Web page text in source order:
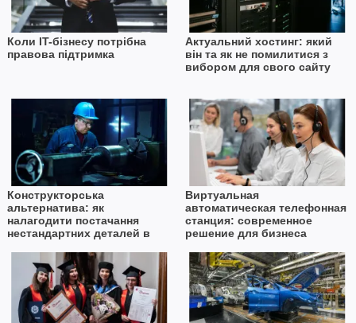
Коли IT-бізнесу потрібна
правова підтримка
Актуальний хостинг: який
він та як не помилитися з
вибором для свого сайту
Конструкторська
альтернатива: як
налагодити постачання
нестандартних деталей в
Виртуальная
автоматическая телефонная
станция: современное
решение для бизнеса